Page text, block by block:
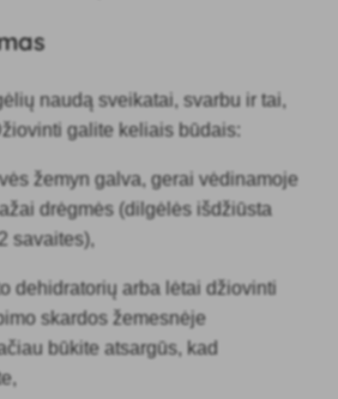
naudą sveikatai, svarbu ir tai,
galite keliais būdais:
žemyn galva, gerai vėdinamoje
drėgmės (dilgėlės išdžiūsta
savaites),
dehidratorių arba lėtai džiovinti
skardos žemesnėje
būkite atsargūs, kad